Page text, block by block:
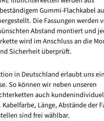
Gummi-Flachkabel
Die Fassungen werden
Abstand montiert und
wird im Anschluss an die
Sicherheit überprüft.
in Deutschland erlaubt uns
So können wir neben unseren
auch
Länge, Abstände der
sind frei wählbar.